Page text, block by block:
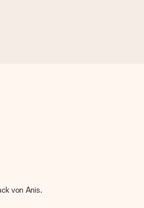
von Anis.